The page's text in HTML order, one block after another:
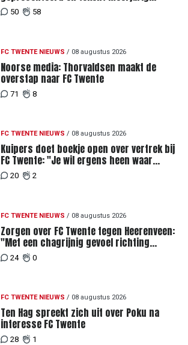
contract bij FC Twente
50 58
FC TWENTE NIEUWS / 08 augustus 2026
Noorse media: Thorvaldsen maakt de
overstap naar FC Twente
71 8
FC TWENTE NIEUWS / 08 augustus 2026
Kuipers doet boekje open over vertrek bij
FC Twente: "Je wil ergens heen waar
mensen je waarderen"
20 2
FC TWENTE NIEUWS / 08 augustus 2026
Zorgen over FC Twente tegen Heerenveen:
"Met een chagrijnig gevoel richting
Slowakije"
24 0
FC TWENTE NIEUWS / 08 augustus 2026
Ten Hag spreekt zich uit over Poku na
interesse FC Twente
28 1